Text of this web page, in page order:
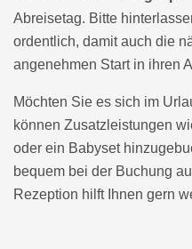
Abreisetag. Bitte
ordentlich, damit auch die
angenehmen Start in ihren
Möchten Sie es sich im
können Zusatzleistungen
oder ein Babyset
bequem bei der Buchung
Rezeption hilft Ihnen gern